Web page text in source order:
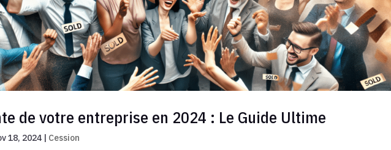
de votre entreprise en 2024 : Le Guide Ultime
18, 2024 Cession